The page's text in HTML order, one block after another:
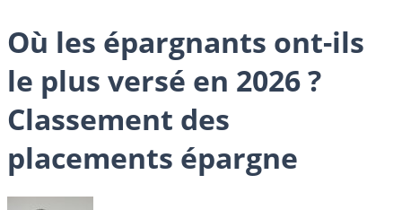
Où les épargnants ont-ils
le plus versé en 2026 ?
Classement des
placements épargne